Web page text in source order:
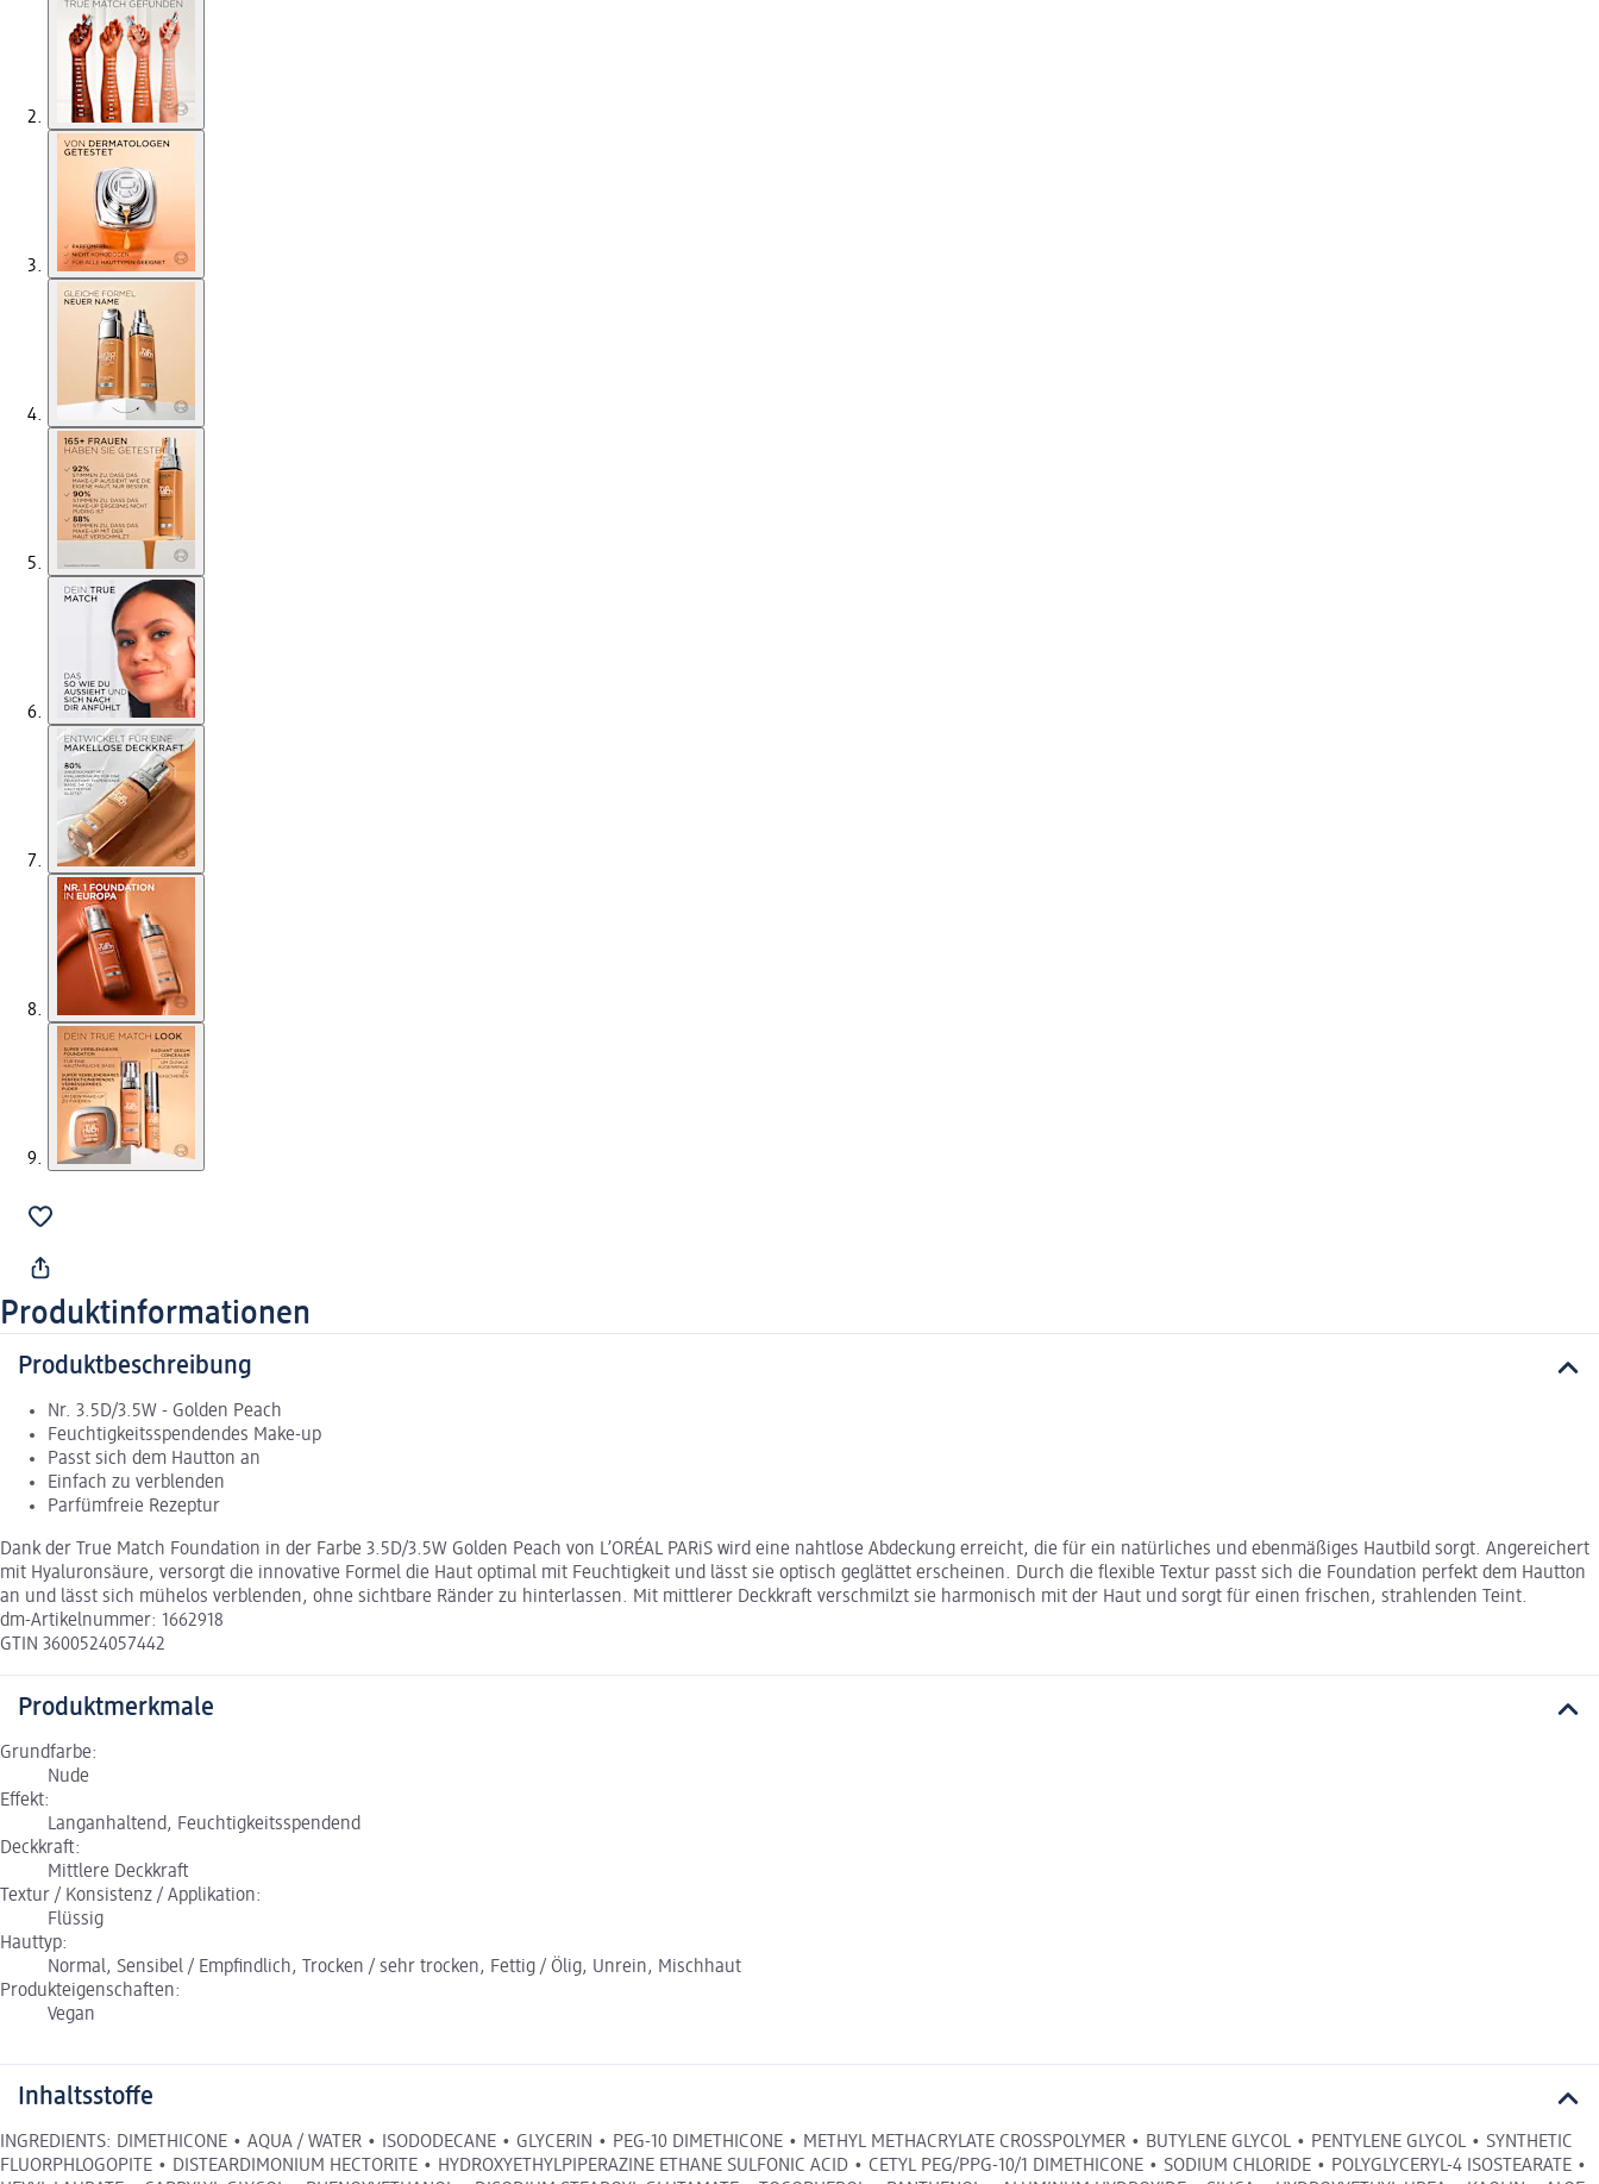
Produktinformationen
Produktbeschreibung
Nr. 3.5D/3.5W - Golden Peach
Feuchtigkeitsspendendes Make-up
Passt sich dem Hautton an
Einfach zu verblenden
Parfümfreie Rezeptur
Dank der True Match Foundation in der Farbe 3.5D/3.5W Golden Peach von L’ORÉAL PARiS wird eine nahtlose Abdeckung erreicht, die für ein natürliches und ebenmäßiges Hautbild sorgt. Angereichert
mit Hyaluronsäure, versorgt die innovative Formel die Haut optimal mit Feuchtigkeit und lässt sie optisch geglättet erscheinen. Durch die flexible Textur passt sich die Foundation perfekt dem Hautton
an und lässt sich mühelos verblenden, ohne sichtbare Ränder zu hinterlassen. Mit mittlerer Deckkraft verschmilzt sie harmonisch mit der Haut und sorgt für einen frischen, strahlenden Teint.
dm-Artikelnummer: 1662918
GTIN 3600524057442
Produktmerkmale
Grundfarbe:
Nude
Effekt:
Langanhaltend, Feuchtigkeitsspendend
Deckkraft:
Mittlere Deckkraft
Textur / Konsistenz / Applikation:
Flüssig
Hauttyp:
Normal, Sensibel / Empfindlich, Trocken / sehr trocken, Fettig / Ölig, Unrein, Mischhaut
Produkteigenschaften:
Vegan
Inhaltsstoffe
INGREDIENTS: DIMETHICONE • AQUA / WATER • ISODODECANE • GLYCERIN • PEG-10 DIMETHICONE • METHYL METHACRYLATE CROSSPOLYMER • BUTYLENE GLYCOL • PENTYLENE GLYCOL • SYNTHETIC
FLUORPHLOGOPITE • DISTEARDIMONIUM HECTORITE • HYDROXYETHYLPIPERAZINE ETHANE SULFONIC ACID • CETYL PEG/PPG-10/1 DIMETHICONE • SODIUM CHLORIDE • POLYGLYCERYL-4 ISOSTEARATE •